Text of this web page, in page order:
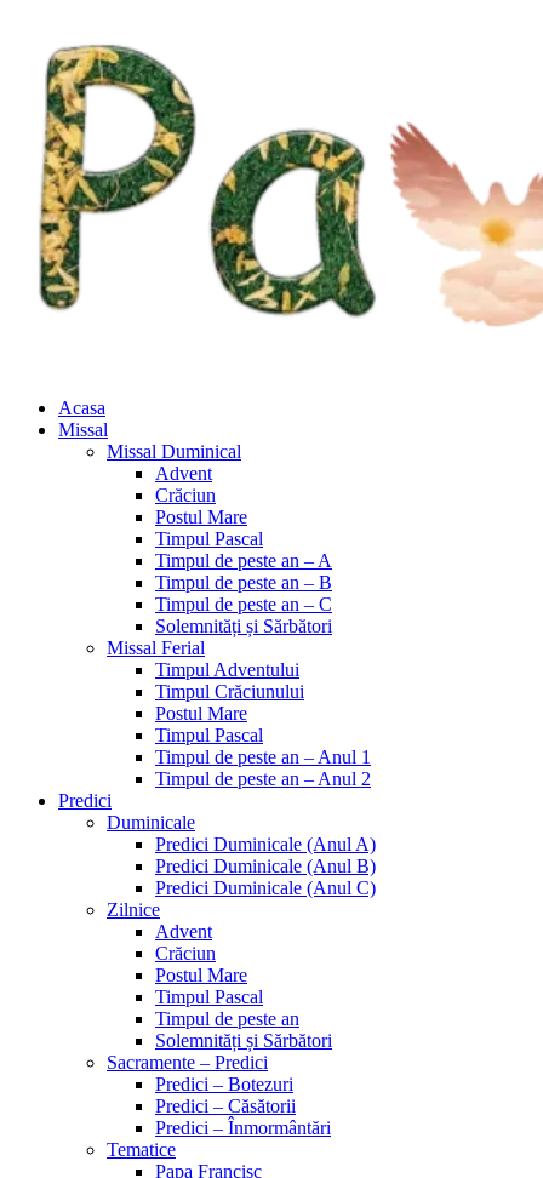
Acasa
Missal
Missal Duminical
Advent
Crăciun
Postul Mare
Timpul Pascal
Timpul de peste an – A
Timpul de peste an – B
Timpul de peste an – C
Solemnități și Sărbători
Missal Ferial
Timpul Adventului
Timpul Crăciunului
Postul Mare
Timpul Pascal
Timpul de peste an – Anul 1
Timpul de peste an – Anul 2
Predici
Duminicale
Predici Duminicale (Anul A)
Predici Duminicale (Anul B)
Predici Duminicale (Anul C)
Zilnice
Advent
Crăciun
Postul Mare
Timpul Pascal
Timpul de peste an
Solemnități și Sărbători
Sacramente – Predici
Predici – Botezuri
Predici – Căsătorii
Predici – Înmormântări
Tematice
Papa Francisc